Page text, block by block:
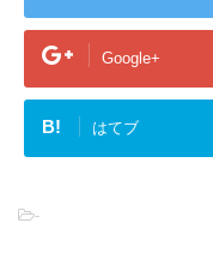
Google+
B! はてブ
-